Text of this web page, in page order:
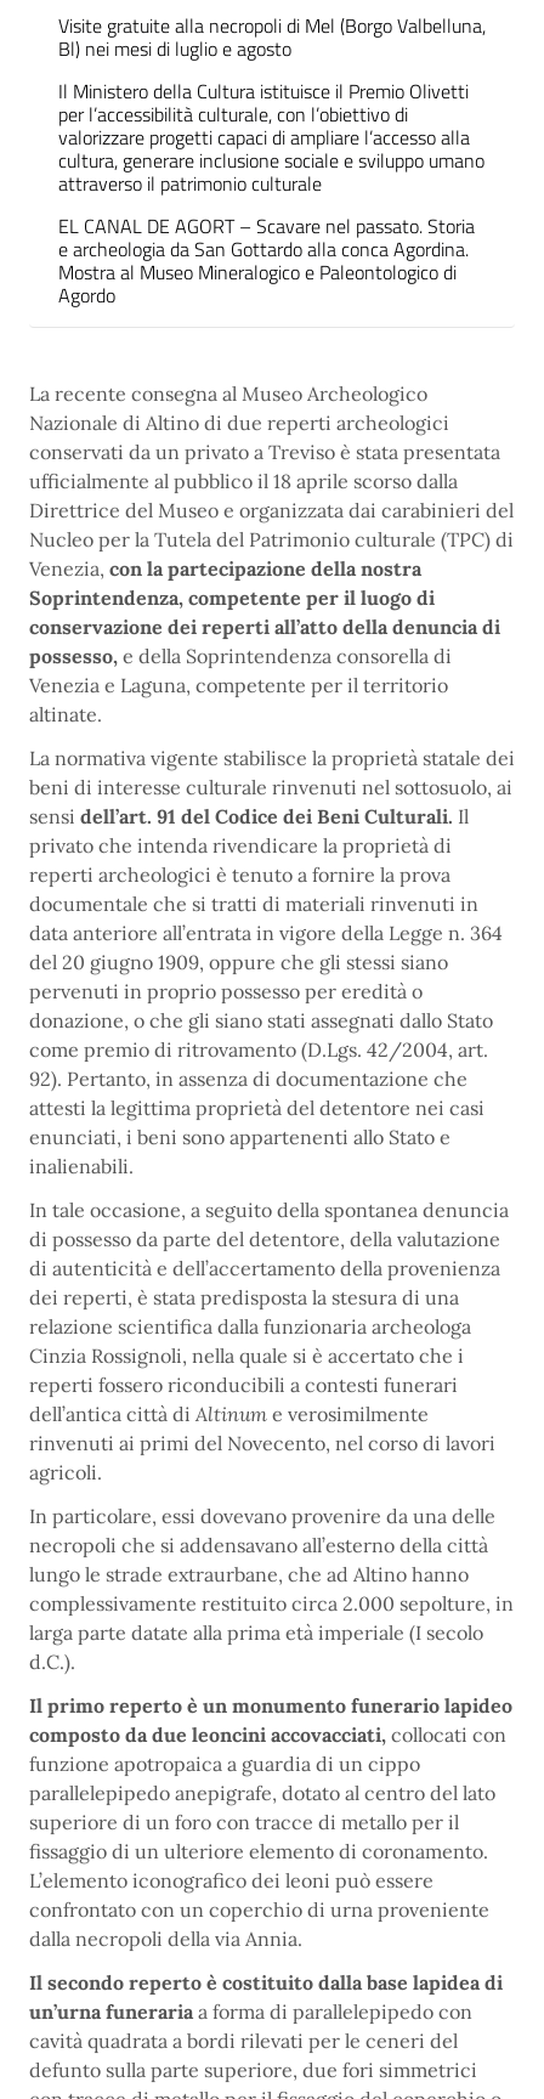
Visite gratuite alla necropoli di Mel (Borgo Valbelluna,
Bl) nei mesi di luglio e agosto
Il Ministero della Cultura istituisce il Premio Olivetti
per l’accessibilità culturale, con l’obiettivo di
valorizzare progetti capaci di ampliare l’accesso alla
cultura, generare inclusione sociale e sviluppo umano
attraverso il patrimonio culturale
EL CANAL DE AGORT – Scavare nel passato. Storia
e archeologia da San Gottardo alla conca Agordina.
Mostra al Museo Mineralogico e Paleontologico di
Agordo
La recente consegna al Museo Archeologico
Nazionale di Altino di due reperti archeologici
conservati da un privato a Treviso è stata presentata
ufficialmente al pubblico il 18 aprile scorso dalla
Direttrice del Museo e organizzata dai carabinieri del
Nucleo per la Tutela del Patrimonio culturale (TPC) di
Venezia, con la partecipazione della nostra
Soprintendenza, competente per il luogo di
conservazione dei reperti all’atto della denuncia di
possesso, e della Soprintendenza consorella di
Venezia e Laguna, competente per il territorio
altinate.
La normativa vigente stabilisce la proprietà statale dei
beni di interesse culturale rinvenuti nel sottosuolo, ai
sensi dell’art. 91 del Codice dei Beni Culturali. Il
privato che intenda rivendicare la proprietà di
reperti archeologici è tenuto a fornire la prova
documentale che si tratti di materiali rinvenuti in
data anteriore all’entrata in vigore della Legge n. 364
del 20 giugno 1909, oppure che gli stessi siano
pervenuti in proprio possesso per eredità o
donazione, o che gli siano stati assegnati dallo Stato
come premio di ritrovamento (D.Lgs. 42/2004, art.
92). Pertanto, in assenza di documentazione che
attesti la legittima proprietà del detentore nei casi
enunciati, i beni sono appartenenti allo Stato e
inalienabili.
In tale occasione, a seguito della spontanea denuncia
di possesso da parte del detentore, della valutazione
di autenticità e dell’accertamento della provenienza
dei reperti, è stata predisposta la stesura di una
relazione scientifica dalla funzionaria archeologa
Cinzia Rossignoli, nella quale si è accertato che i
reperti fossero riconducibili a contesti funerari
dell’antica città di Altinum e verosimilmente
rinvenuti ai primi del Novecento, nel corso di lavori
agricoli.
In particolare, essi dovevano provenire da una delle
necropoli che si addensavano all’esterno della città
lungo le strade extraurbane, che ad Altino hanno
complessivamente restituito circa 2.000 sepolture, in
larga parte datate alla prima età imperiale (I secolo
d.C.).
Il primo reperto è un monumento funerario lapideo
composto da due leoncini accovacciati, collocati con
funzione apotropaica a guardia di un cippo
parallelepipedo anepigrafe, dotato al centro del lato
superiore di un foro con tracce di metallo per il
fissaggio di un ulteriore elemento di coronamento.
L’elemento iconografico dei leoni può essere
confrontato con un coperchio di urna proveniente
dalla necropoli della via Annia.
Il secondo reperto è costituito dalla base lapidea di
un’urna funeraria a forma di parallelepipedo con
cavità quadrata a bordi rilevati per le ceneri del
defunto sulla parte superiore, due fori simmetrici